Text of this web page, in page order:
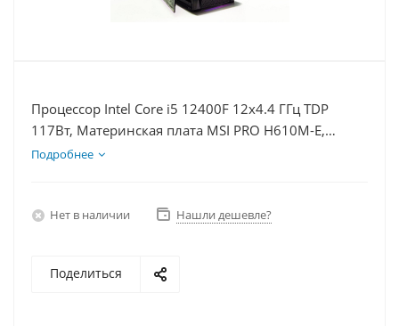
Процессор Intel Core i5 12400F 12x4.4 ГГц TDP
117Вт, Материнская плата MSI PRO H610M-E,
Видеокарта RTX 4090 24Гб, Память DDR4 64Gb,
Подробнее
Нет в наличии Нашли дешевле?
Поделиться